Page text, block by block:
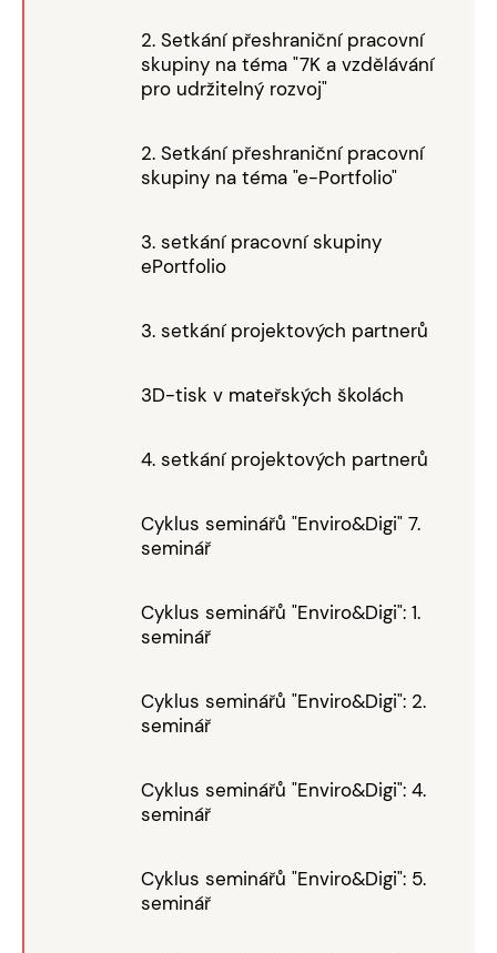
2. Setkání přeshraniční pracovní
skupiny na téma "7K a vzdělávání
pro udržitelný rozvoj"
2. Setkání přeshraniční pracovní
skupiny na téma "e-Portfolio"
3. setkání pracovní skupiny
ePortfolio
3. setkání projektových partnerů
3D-tisk v mateřských školách
4. setkání projektových partnerů
Cyklus seminářů "Enviro&Digi" 7.
seminář
Cyklus seminářů "Enviro&Digi": 1.
seminář
Cyklus seminářů "Enviro&Digi": 2.
seminář
Cyklus seminářů "Enviro&Digi": 4.
seminář
Cyklus seminářů "Enviro&Digi": 5.
seminář